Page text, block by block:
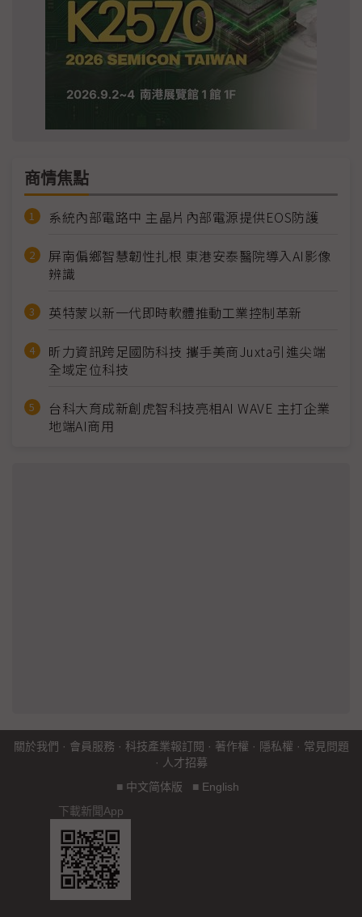
商情焦點
系統內部電路中 主晶片內部電源提供EOS防護
屏南偏鄉智慧韌性扎根 東港安泰醫院導入AI影像
辨識
英特蒙以新一代即時軟體推動工業控制革新
昕力資訊跨足國防科技 攜手美商Juxta引進尖端
全域定位科技
台科大育成新創虎智科技亮相AI WAVE 主打企業
地端AI商用
關於我們 · 會員服務 · 科技產業報訂閱 · 著作權 · 隱私權 · 常見問題
· 人才招募
■ 中文简体版 ■ English
下載新聞App